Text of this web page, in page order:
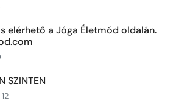
elérhető a Jóga Életmód oldalán.
SZINTEN
12